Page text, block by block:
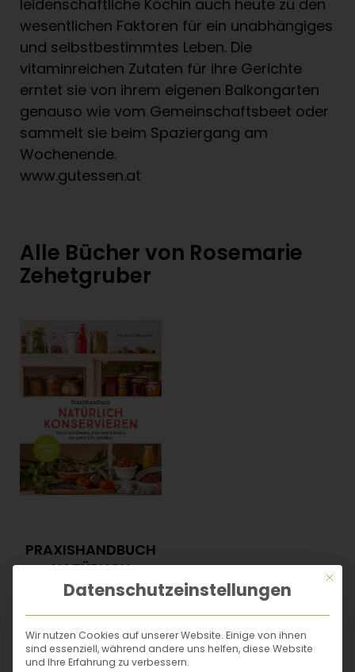
leidenschaftliche Köchin auch heute zu den
wesentlichen Faktoren für ein unabhängiges
und selbstbestimmtes Leben. Die
vitaminreichen Zutaten für ihre Gerichte
erntet sie von ihrem eigenen Balkongarten
genauso wie vom Gemeinschaftsbeet oder
sammelt sie beim Spaziergang am
Wochenende.
www.gutessen.at
Alle Bücher von Rosemarie
Zehetgruber
PRAXISHANDBUCH
NATÜRLICH
KONSERVIEREN
Gesund und genussvoll
selbstversorgt:
Füll deine
Vorratskammer mit
Mit
Datenschutzeinstellungen
Wir nutzen Cookies auf unserer Website. Einige von ihnen
sind essenziell, während andere uns helfen, diese Website
und Ihre Erfahrung zu verbessern.